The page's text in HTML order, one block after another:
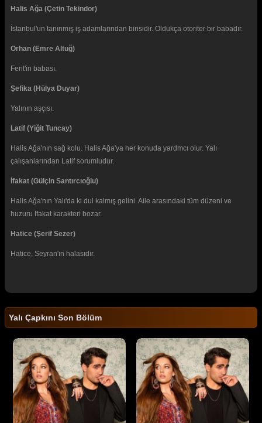
Halis Ağa (Çetin Tekindor)
İstanbul'un tanınmış iş adamlarından birisidir. Oldukça otoriter bir babadır.
Orhan (Emre Altuğ)
Ferit'in babası.
Şefika (Hülya Duyar)
Yalının aşçısı.
Latif (Yiğit Tuncay)
Halis Ağa'nın sağ kolu. Halis Ağa'ya her konuda yardmcı olur. Yalı
çalışanlarından Latif sorumludur.
İfakat (Gülçin Santırcıoğlu)
Halis Ağa'nın Yalı'da ki dul kalmış gelini. Aile arasındaki tüm düzeni ve
huzuru İfakat karakteri bozar.
Hatice (Şerif Sezer)
Hatice, Seyran'ın halasıdır.
Yalı Çapkını Son Bölüm